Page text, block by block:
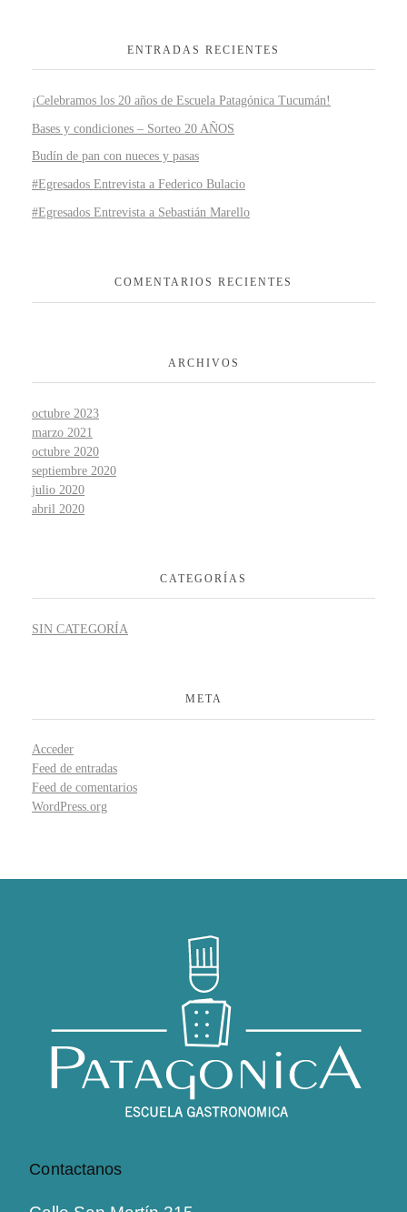
ENTRADAS RECIENTES
¡Celebramos los 20 años de Escuela Patagónica Tucumán!
Bases y condiciones – Sorteo 20 AÑOS
Budín de pan con nueces y pasas
#Egresados Entrevista a Federico Bulacio
#Egresados Entrevista a Sebastián Marello
COMENTARIOS RECIENTES
ARCHIVOS
octubre 2023
marzo 2021
octubre 2020
septiembre 2020
julio 2020
abril 2020
CATEGORÍAS
SIN CATEGORÍA
META
Acceder
Feed de entradas
Feed de comentarios
WordPress.org
Contactanos